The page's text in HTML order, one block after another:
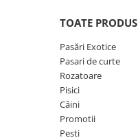
TOATE
Pasări Exotice
Pasari de curte
Rozatoare
Pisici
Câini
Promotii
Pesti